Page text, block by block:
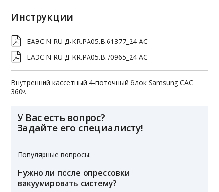
Инструкции
ЕАЭС N RU Д-KR.РА05.В.61377_24 AC
ЕАЭС N RU Д-KR.РА05.В.70965_24 AC
Внутренний кассетный 4-поточный блок Samsung CAC
360ᵒ.
У Вас есть вопрос?
Задайте его специалисту!
Популярные вопросы:
Нужно ли после опрессовки
вакуумировать систему?